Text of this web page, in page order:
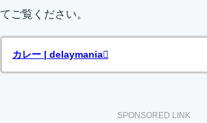
てご覧ください。
カレー | delaymania
SPONSORED LINK